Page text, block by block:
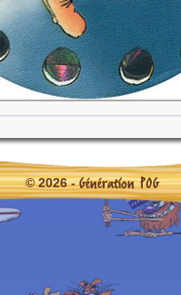
© 2026 -Génération POG